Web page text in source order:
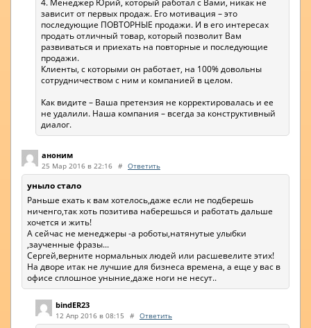
4. Менеджер Юрий, который работал с Вами, никак не
зависит от первых продаж. Его мотивация – это
последующие ПОВТОРНЫЕ продажи. И в его интересах
продать отличный товар, который позволит Вам
развиваться и приехать на повторные и последующие
продажи.
Клиенты, с которыми он работает, на 100% довольны
сотрудничеством с ним и компанией в целом.
Как видите – Ваша претензия не корректировалась и ее
не удалили. Наша компания – всегда за конструктивный
диалог.
аноним
25 Мар 2016 в 22:16 # Ответить
уныло стало
Раньше ехать к вам хотелось,даже если не подберешь
ниченго,так хоть позитива наберешься и работать дальше
хочется и жить!
А сейчас не менеджеры -а роботы,натянутые улыбки
,заученные фразы...
Сергей,верните нормальных людей или расшевелите этих!
На дворе итак не лучшие для бизнеса времена, а еще у вас в
офисе сплошное уныние,даже ноги не несут..
bindER23
12 Апр 2016 в 08:15 # Ответить